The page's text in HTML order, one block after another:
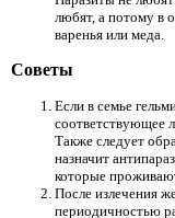
любят, а потому в
варенья или меда.
Советы
Если в семье
соответствующее
Также следует
назначит
которые
После излечения
периодичностью